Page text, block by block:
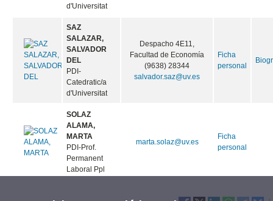
d'Universitat
SAZ
SALAZAR,
SALVADOR
DEL
PDI-
Catedratic/a
d'Universitat
Despacho 4E11,
Facultad de Economía
(9638) 28344
salvador.saz@uv.es
Ficha
personal
SOLAZ
ALAMA,
MARTA
PDI-Prof.
Permanent
Laboral Ppl
marta.solaz@uv.es
Ficha
personal